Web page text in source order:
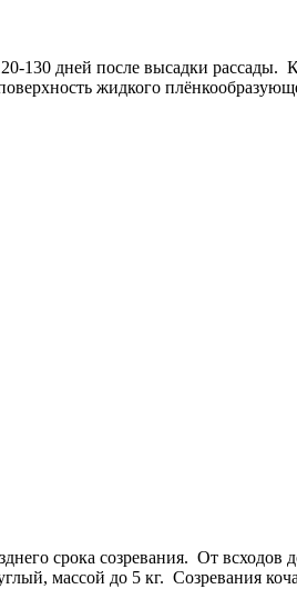
130 дней после высадки рассады.
жидкого
срока созревания. От всходов
массой до 5 кг. Созревания